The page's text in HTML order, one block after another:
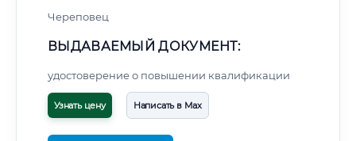
Череповец
ВЫДАВАЕМЫЙ ДОКУМЕНТ:
удостоверение о повышении квалификации
Узнать цену Написать в Max